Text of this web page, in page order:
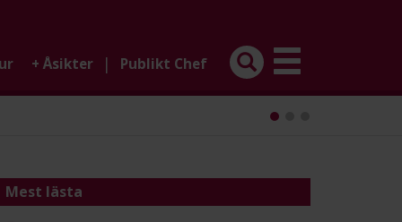
+ Åsikter | Publikt Chef
Mest lästa